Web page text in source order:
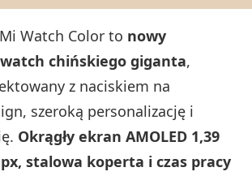
Watch Color to nowy
chińskiego giganta,
z naciskiem na
szeroką personalizację i
Okrągły ekran AMOLED 1,39
px, stalowa koperta i czas pracy